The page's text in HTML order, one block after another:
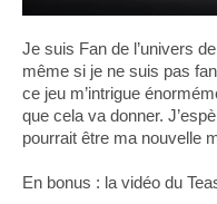
Je suis Fan de l’univers
même si je ne suis pas
ce jeu m’intrigue
que cela va donner.
pourrait être ma nouvelle
En bonus : la vidéo du